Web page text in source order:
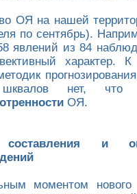
ОЯ на нашей
по сентябрь).
явлений из 84
характер.
нет, что
ОЯ.
составления и
моментом